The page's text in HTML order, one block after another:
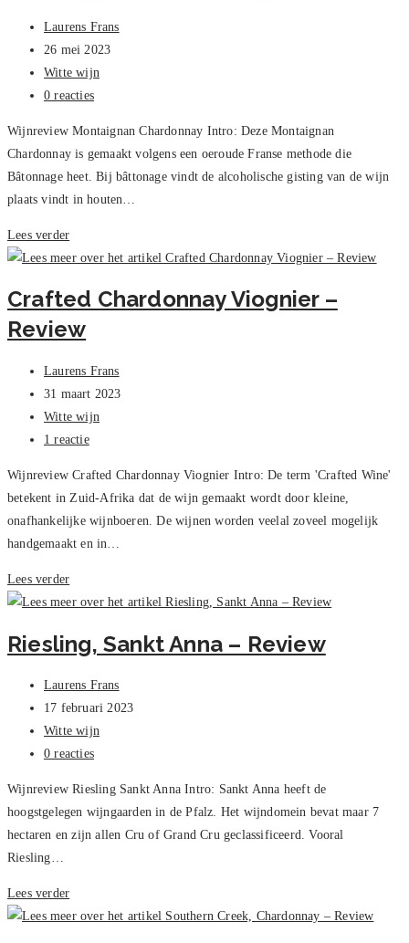
Bericht
auteur:
Laurens Frans
Bericht
gepubliceerd
op:
26 mei 2023
Berichtcategorie:
Witte wijn
Bericht
0 reacties
Wijnreview Montaignan Chardonnay Intro: Deze Montaignan
Chardonnay is gemaakt volgens een oeroude Franse methode die
Bâtonnage heet. Bij bâttonage vindt de alcoholische gisting van de wijn
plaats vindt in houten…
Lees verderMontaignan
Chardonnay
Review
Crafted Chardonnay Viognier –
Review
Bericht
auteur:
Laurens Frans
Bericht
gepubliceerd
op:
31 maart 2023
Berichtcategorie:
Witte wijn
Bericht
1 reactie
Wijnreview Crafted Chardonnay Viognier Intro: De term 'Crafted Wine'
betekent in Zuid-Afrika dat de wijn gemaakt wordt door kleine,
onafhankelijke wijnboeren. De wijnen worden veelal zoveel mogelijk
handgemaakt en in…
Lees verderCrafted
Chardonnay
–
Riesling, Sankt Anna – Review
Bericht
auteur:
Laurens Frans
Bericht
gepubliceerd
op:
17 februari 2023
Berichtcategorie:
Witte wijn
Bericht
0 reacties
Wijnreview Riesling Sankt Anna Intro: Sankt Anna heeft de
hoogstgelegen wijngaarden in de Pfalz. Het wijndomein bevat maar 7
hectaren en zijn allen Cru of Grand Cru geclassificeerd. Vooral
Riesling…
Lees verderRiesling,
Sankt